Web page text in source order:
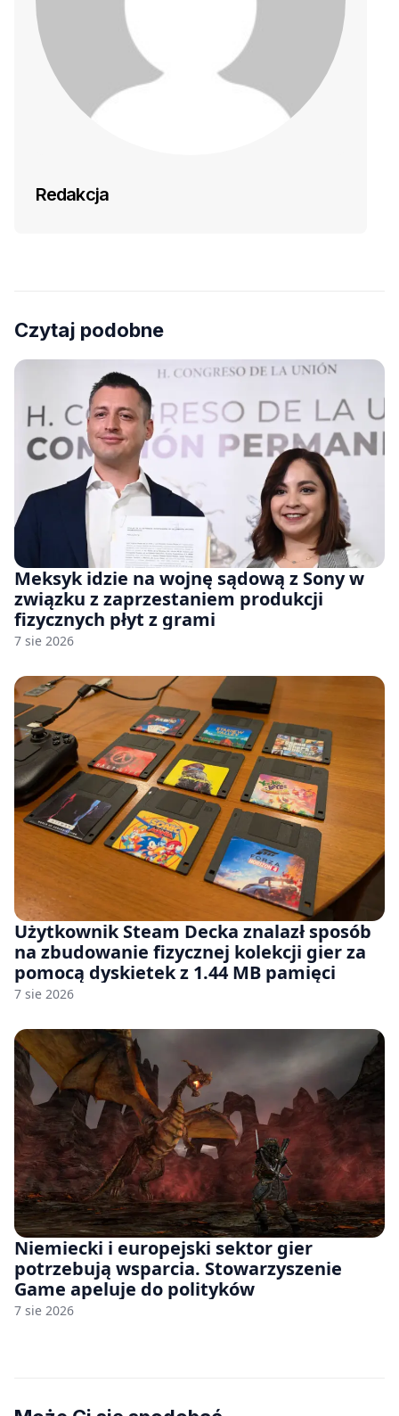
Redakcja
Czytaj podobne
Meksyk idzie na wojnę sądową z Sony w
związku z zaprzestaniem produkcji
fizycznych płyt z grami
7 sie 2026
Użytkownik Steam Decka znalazł sposób
na zbudowanie fizycznej kolekcji gier za
pomocą dyskietek z 1.44 MB pamięci
7 sie 2026
Niemiecki i europejski sektor gier
potrzebują wsparcia. Stowarzyszenie
Game apeluje do polityków
7 sie 2026